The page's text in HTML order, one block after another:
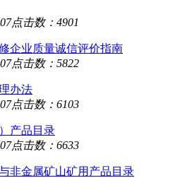
点击数：4901
企业质量诚信评价指南
点击数：5822
办法
点击数：6103
产品目录
点击数：6633
非金属矿山矿用产品目录